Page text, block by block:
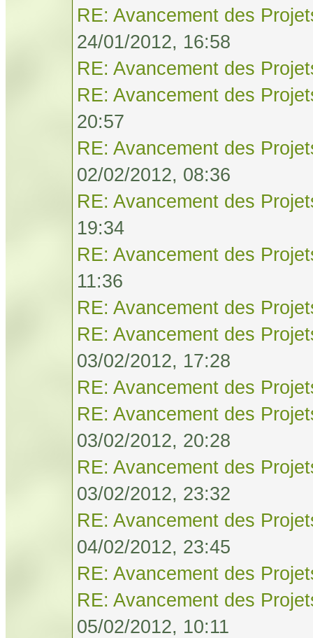
RE: Avancement des
24/01/2012, 16:58
RE: Avancement des
RE: Avancement des
20:57
RE: Avancement des
02/02/2012, 08:36
RE: Avancement des
19:34
RE: Avancement des
11:36
RE: Avancement des
RE: Avancement des
03/02/2012, 17:28
RE: Avancement des
RE: Avancement des
03/02/2012, 20:28
RE: Avancement des
03/02/2012, 23:32
RE: Avancement des
04/02/2012, 23:45
RE: Avancement des
RE: Avancement des
05/02/2012, 10:11